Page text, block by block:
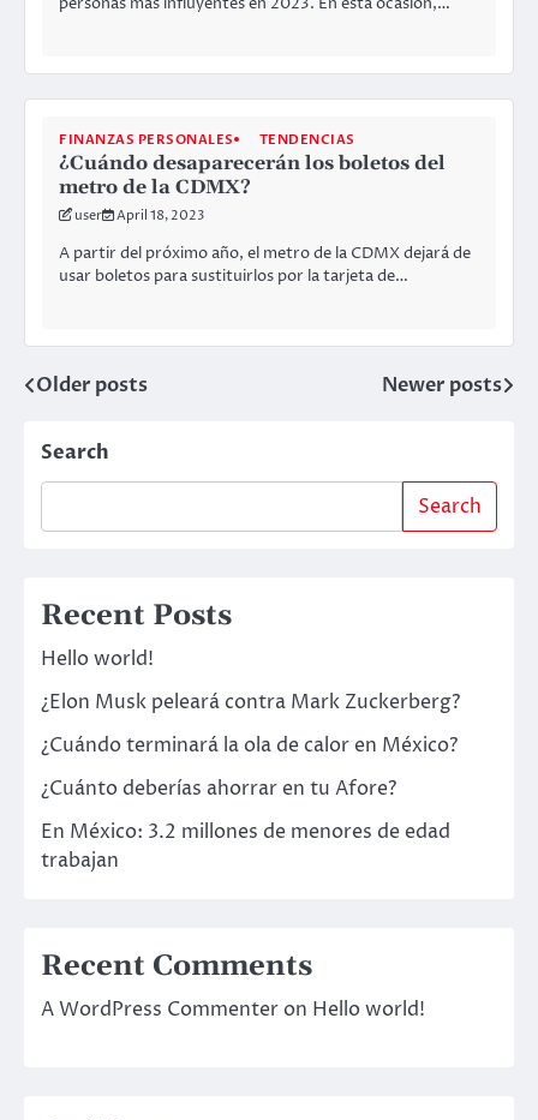
FINANZAS PERSONALES TENDENCIAS
¿Cuándo desaparecerán los boletos del
metro de la CDMX?
user April 18, 2023
A partir del próximo año, el metro de la CDMX dejará de
usar boletos para sustituirlos por la tarjeta de…
Posts
navigation
Older posts Newer posts
Search
Search
Recent Posts
Hello world!
¿Elon Musk peleará contra Mark Zuckerberg?
¿Cuándo terminará la ola de calor en México?
¿Cuánto deberías ahorrar en tu Afore?
En México: 3.2 millones de menores de edad
trabajan
Recent Comments
A WordPress Commenter on Hello world!